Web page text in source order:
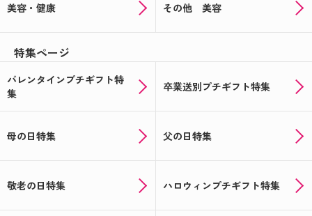
美容・健康 その他 美容
特集ページ
バレンタインプチギフト特
集
卒業送別プチギフト特集
母の日特集 父の日特集
敬老の日特集 ハロウィンプチギフト特集